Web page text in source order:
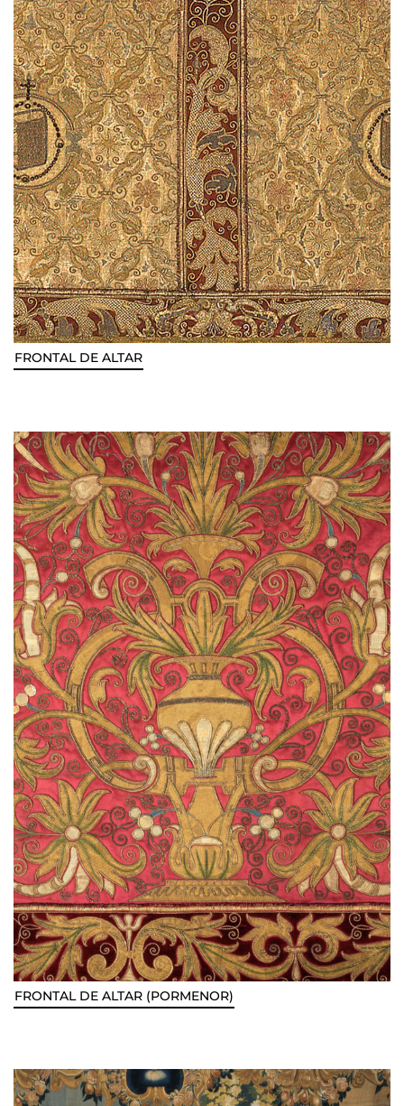
FRONTAL DE ALTAR
FRONTAL DE ALTAR (PORMENOR)